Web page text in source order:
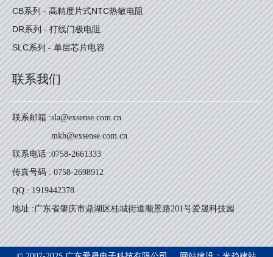
CB系列 - 高精度片式NTC热敏电阻
DR系列 - 打线门极电阻
SLC系列 - 单层芯片电容
联系我们
联系邮箱 :sla@exsense.com.cn
mkb@exsense.com.cn
联系电话 :0758-2661333
传真号码 : 0758-2698912
QQ : 1919442378
地址 : 广东省肇庆市鼎湖区桂城街道顺景路201号爱晟科技园